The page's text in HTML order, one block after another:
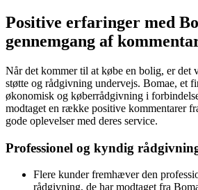
Positive erfaringer med
gennemgang af
Når det kommer til at købe en bolig, er det
støtte og rådgivning undervejs. Bomae, et
økonomisk og køberrådgivning i
modtaget en række positive kommentarer
gode oplevelser med deres service.
Professionel og kyndig
Flere kunder fremhæver den
rådgivning, de har modtaget fra